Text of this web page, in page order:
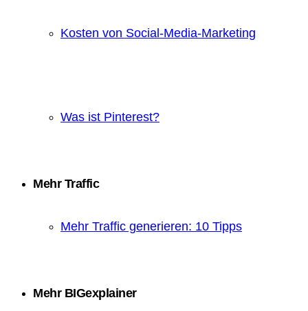
Kosten von Social-Media-Marketing
Was ist Pinterest?
Mehr Traffic
Mehr Traffic generieren: 10 Tipps
Mehr BIGexplainer